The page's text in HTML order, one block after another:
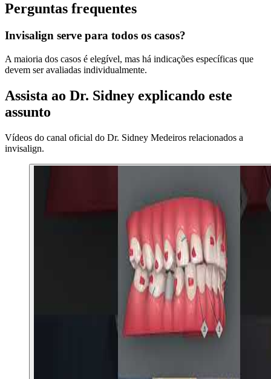
Perguntas frequentes
Invisalign serve para todos os casos?
A maioria dos casos é elegível, mas há indicações específicas que
devem ser avaliadas individualmente.
Assista ao Dr. Sidney explicando este
assunto
Vídeos do canal oficial do Dr. Sidney Medeiros relacionados a
invisalign.